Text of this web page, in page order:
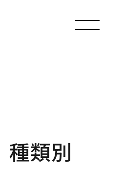
種類別